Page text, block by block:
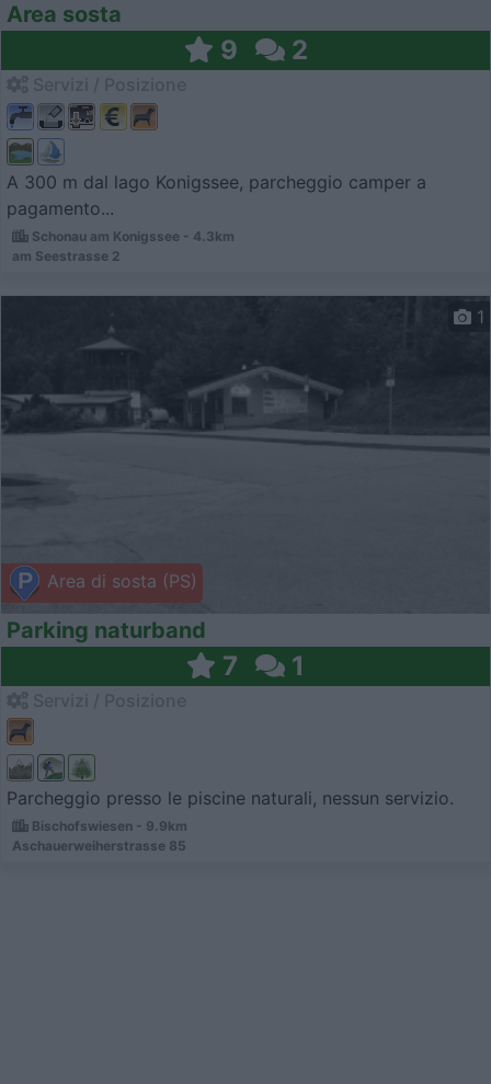
Area sosta
9 2
A 300 m dal lago Konigssee, parcheggio camper a
pagamento...
Schonau am Konigssee - 4.3km
am Seestrasse 2
Area di sosta (PS)
1
Parking naturband
7 1
Parcheggio presso le piscine naturali, nessun servizio.
Bischofswiesen - 9.9km
Aschauerweiherstrasse 85